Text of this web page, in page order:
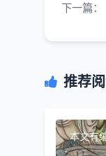
下一篇：
推荐
本文有